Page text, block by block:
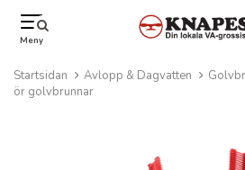
Meny
Startsidan Avlopp & Dagvatten
ör golvbrunnar